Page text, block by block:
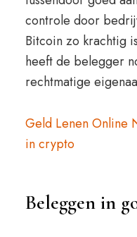
controle door
Bitcoin zo krachtig
heeft de belegger
rechtmatige
Geld Lenen Online
in crypto
Beleggen in